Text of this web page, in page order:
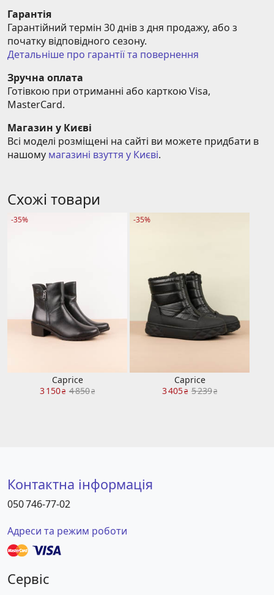
Гарантія
Гарантійний термін 30 днів з дня продажу, або з
початку відповідного сезону.
Детальніше про гарантії та повернення
Зручна оплата
Готівкою при отриманні або карткою Visa,
MasterCard.
Магазин у Києві
Всі моделі розміщені на сайті ви можете придбати в
нашому магазині взуття у Києві.
Схожі товари
-35%
Caprice
3 150₴ 4 850₴
-35%
Caprice
3 405₴ 5 239₴
Контактна інформація
050 746-77-02
Адреси та режим роботи
Сервіс